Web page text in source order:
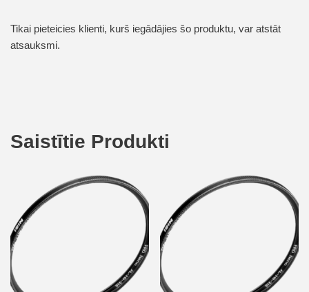
Tikai pieteicies klienti, kurš iegādājies šo produktu, var atstāt
atsauksmi.
Saistītie Produkti